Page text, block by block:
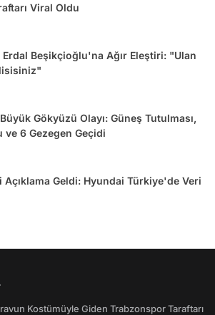
Viral Oldu
Erdal Beşikçioğlu'na Ağır Eleştiri: "Ulan
Gökyüzü Olayı: Güneş Tutulması,
ve 6 Gezegen Geçidi
Açıklama Geldi: Hyundai Türkiye'de Veri
Kostümüyle Giden Trabzonspor Taraftarı